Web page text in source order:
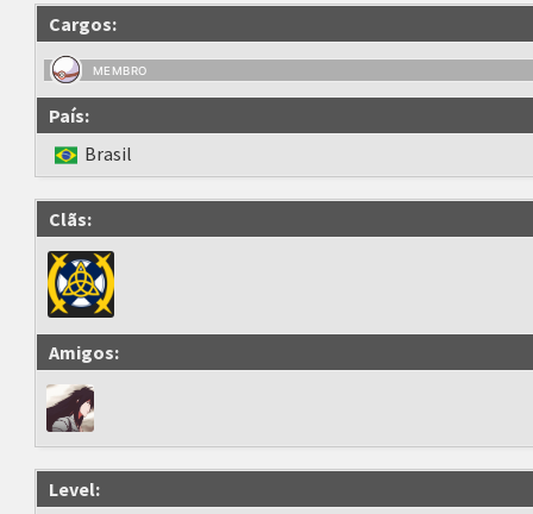
Cargos:
MEMBRO
País:
Brasil
Clãs:
Amigos:
Level: